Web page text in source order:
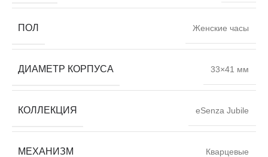
ПОЛ Женские часы
ДИАМЕТР КОРПУСА 33×41 мм
КОЛЛЕКЦИЯ eSenza Jubile
МЕХАНИЗМ Кварцевые